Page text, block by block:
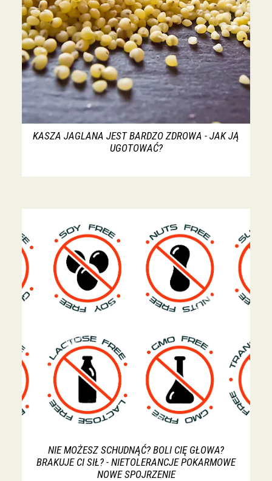
KASZA JAGLANA JEST BARDZO ZDROWA - JAK JĄ
UGOTOWAĆ?
NIE MOŻESZ SCHUDNĄĆ? BOLI CIĘ GŁOWA?
BRAKUJE CI SIŁ? - NIETOLERANCJE POKARMOWE
NOWE SPOJRZENIE